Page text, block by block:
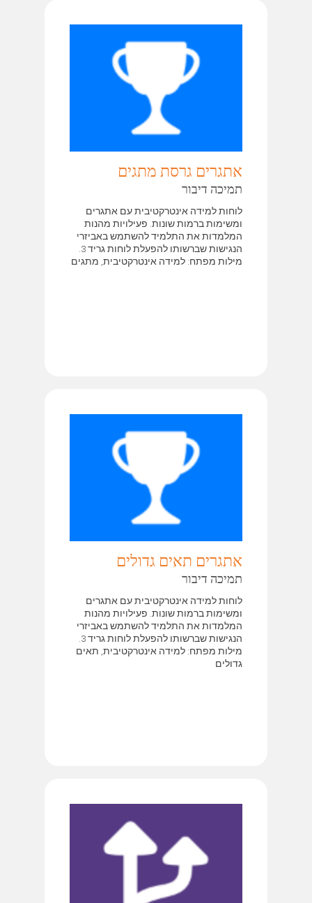
אתגרים גרסת מתגים
תמיכה דיבור
לוחות למידה אינטרקטיבית עם אתגרים
ומשימות ברמות שונות. פעילויות מהנות
המלמדות את התלמיד להשתמש באביזרי
מילות מפתח: למידה אינטרקטיבית, מתגים
אתגרים תאים גדולים
תמיכה דיבור
לוחות למידה אינטרקטיבית עם אתגרים
ומשימות ברמות שונות. פעילויות מהנות
המלמדות את התלמיד להשתמש באביזרי
מילות מפתח: למידה אינטרקטיבית, תאים
גדולים